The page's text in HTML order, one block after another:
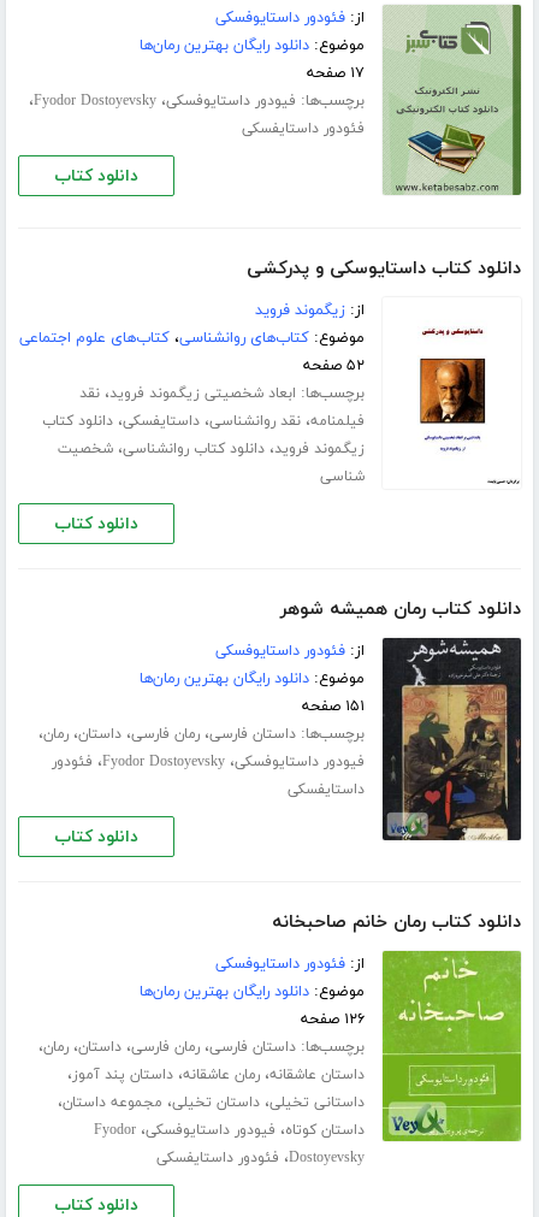
از:فئودور داستایوفسکی
موضوع:دانلود رایگان بهترین رمان‌ها
۱۷ صفحه
برچسب‌ها: فیودور داستایوفسکی،Fyodor Dostoyevsky،
فئودور داستایفسکی
دانلود کتاب
دانلود کتاب داستایوسکی و پدرکشی
از:زیگموند فروید
موضوع:کتاب‌های روانشناسی،کتاب‌های علوم اجتماعی
۵۲ صفحه
برچسب‌ها: ابعاد شخصیتی زیگموند فروید،نقد
فیلمنامه،نقد روانشناسی،داستایفسکی،دانلود کتاب
زیگموند فروید،دانلود کتاب روانشناسی،شخصیت
شناسی
دانلود کتاب
دانلود کتاب رمان همیشه شوهر
از:فئودور داستایوفسکی
موضوع:دانلود رایگان بهترین رمان‌ها
۱۵۱ صفحه
برچسب‌ها:داستان فارسی،رمان فارسی،داستان،رمان،
فیودور داستایوفسکی،Fyodor Dostoyevsky، فئودور
داستایفسکی
دانلود کتاب
دانلود کتاب رمان خانم صاحبخانه
از:فئودور داستایوفسکی
موضوع:دانلود رایگان بهترین رمان‌ها
۱۲۶ صفحه
برچسب‌ها:داستان فارسی،رمان فارسی،داستان،رمان،
داستان عاشقانه،رمان عاشقانه،داستان پند آموز،
داستانی تخیلی،داستان تخیلی، مجموعه داستان،
داستان کوتاه، فیودور داستایوفسکی،Fyodor
Dostoyevsky، فئودور داستایفسکی
دانلود کتاب